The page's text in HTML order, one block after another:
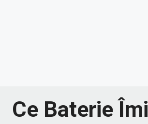
Ce Baterie Îmi